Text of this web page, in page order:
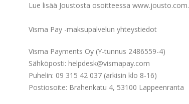
Lue lisää Joustosta osoitteessa www.jousto.com.
Visma Pay -maksupalvelun yhteystiedot
Visma Payments Oy (Y-tunnus 2486559-4)
Sähköposti: helpdesk@vismapay.com
Puhelin: 09 315 42 037 (arkisin klo 8-16)
Postiosoite: Brahenkatu 4, 53100 Lappeenranta